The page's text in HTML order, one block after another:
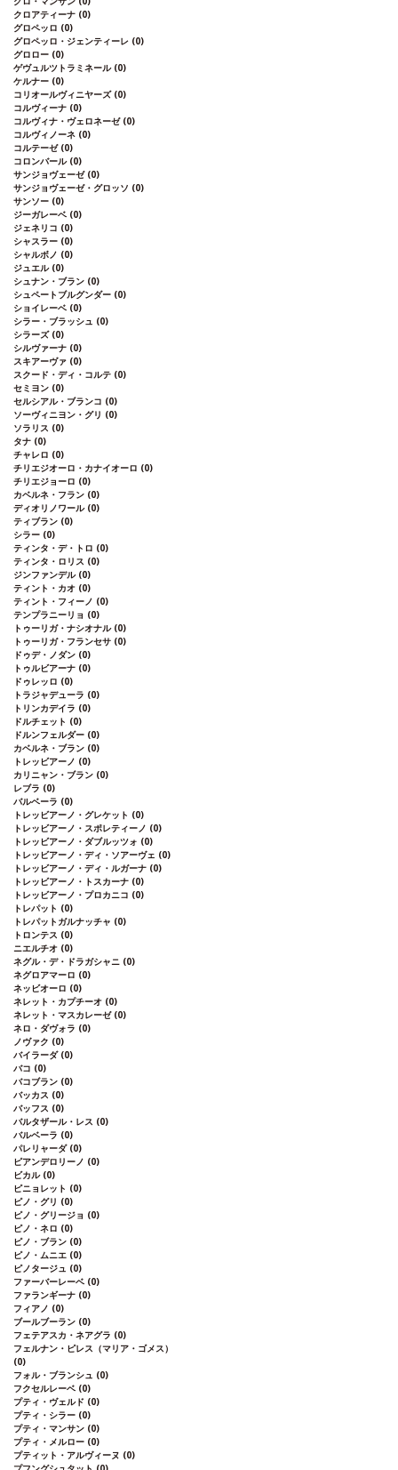
クロアティーナ (0)
グロペッロ (0)
グロペッロ・ジェンティーレ (0)
グロロー (0)
ゲヴュルツトラミネール (0)
ケルナー (0)
コリオールヴィニヤーズ (0)
コルヴィーナ (0)
コルヴィナ・ヴェロネーゼ (0)
コルヴィノーネ (0)
コルテーゼ (0)
コロンバール (0)
サンジョヴェーゼ (0)
サンジョヴェーゼ・グロッソ (0)
サンソー (0)
ジーガレーベ (0)
ジェネリコ (0)
シャスラー (0)
シャルボノ (0)
ジュエル (0)
シュナン・ブラン (0)
シュペートブルグンダー (0)
ショイレーベ (0)
シラー・ブラッシュ (0)
シラーズ (0)
シルヴァーナ (0)
スキアーヴァ (0)
スクード・ディ・コルテ (0)
セミヨン (0)
セルシアル・ブランコ (0)
ソーヴィニヨン・グリ (0)
ソラリス (0)
タナ (0)
チャレロ (0)
チリエジオーロ・カナイオーロ (0)
チリエジョーロ (0)
カベルネ・フラン (0)
ディオリノワール (0)
ティブラン (0)
シラー (0)
ティンタ・デ・トロ (0)
ティンタ・ロリス (0)
ジンファンデル (0)
ティント・カオ (0)
ティント・フィーノ (0)
テンプラニーリョ (0)
トゥーリガ・ナシオナル (0)
トゥーリガ・フランセサ (0)
ドゥデ・ノダン (0)
トゥルビアーナ (0)
ドゥレッロ (0)
トラジャデューラ (0)
トリンカデイラ (0)
ドルチェット (0)
ドルンフェルダー (0)
カベルネ・ブラン (0)
トレッビアーノ (0)
カリニャン・ブラン (0)
レブラ (0)
バルベーラ (0)
トレッビアーノ・グレケット (0)
トレッビアーノ・スポレティーノ (0)
トレッビアーノ・ダブルッツォ (0)
トレッビアーノ・ディ・ソアーヴェ (0)
トレッビアーノ・ディ・ルガーナ (0)
トレッビアーノ・トスカーナ (0)
トレッビアーノ・プロカニコ (0)
トレパット (0)
トレパットガルナッチャ (0)
トロンテス (0)
ニエルチオ (0)
ネグル・デ・ドラガシャニ (0)
ネグロアマーロ (0)
ネッビオーロ (0)
ネレット・カプチーオ (0)
ネレット・マスカレーゼ (0)
ネロ・ダヴォラ (0)
ノヴァク (0)
バイラーダ (0)
バコ (0)
バコブラン (0)
バッカス (0)
バッフス (0)
バルタザール・レス (0)
バルベーラ (0)
パレリャーダ (0)
ピアンデロリーノ (0)
ビカル (0)
ピニョレット (0)
ピノ・グリ (0)
ピノ・グリージョ (0)
ピノ・ネロ (0)
ピノ・ブラン (0)
ピノ・ムニエ (0)
ピノタージュ (0)
ファーバーレーベ (0)
ファランギーナ (0)
フィアノ (0)
ブールブーラン (0)
フェテアスカ・ネアグラ (0)
フェルナン・ピレス（マリア・ゴメス）
(0)
フォル・ブランシュ (0)
フクセルレーベ (0)
プティ・ヴェルド (0)
プティ・シラー (0)
プティ・マンサン (0)
プティ・メルロー (0)
プティット・アルヴィーヌ (0)